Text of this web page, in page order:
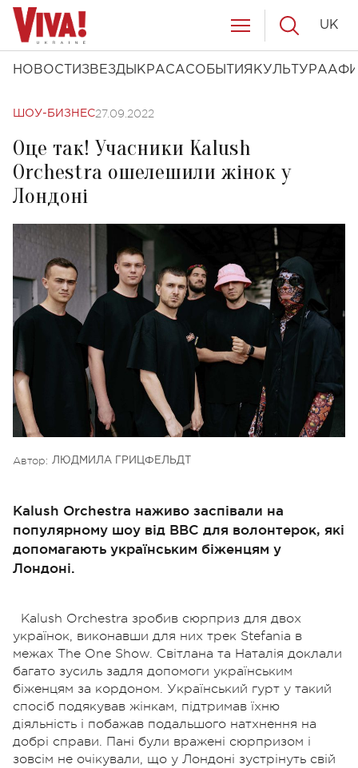
НОВОСТИ ЗВЕЗДЫ КРАСАСОБЫТИЯ КУЛЬТУРА
UK
ШОУ-БИЗНЕС27.09.2022
Оце так! Учасники Kalush
Orchestra ошелешили жінок у
Лондоні
Автор: ЛЮДМИЛА ГРИЦФЕЛЬДТ
Kalush Orchestra наживо заспівали на
популярному шоу від ВВС для волонтерок, які
допомагають українським біженцям у
Лондоні.
Kalush Orchestra зробив сюрприз для двох
українок, виконавши для них трек Stefania в
межах The One Show. Світлана та Наталія доклали
багато зусиль задля допомоги українським
біженцям за кордоном. Український гурт у такий
спосіб подякував жінкам, підтримав їхню
діяльність і побажав подальшого натхнення на
добрі справи. Пані були вражені сюрпризом і
зовсім не очікували, що у Лондоні зустрінуть свій